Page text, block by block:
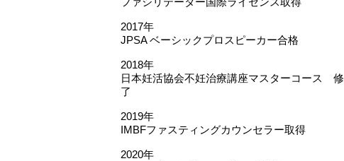
2017年
JPSA ベーシックプロスピーカー合格
2018年
日本妊活協会不妊治療講座マスターコース 修
了
2019年
IMBFファスティングカウンセラー取得
2020年